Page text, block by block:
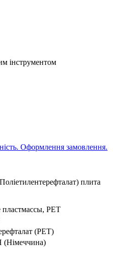
інструментом
Оформлення замовлення.
плита
PET
(PET)
(Німеччина)